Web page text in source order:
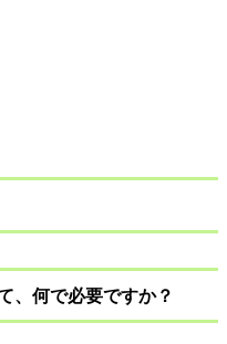
、何で必要ですか？